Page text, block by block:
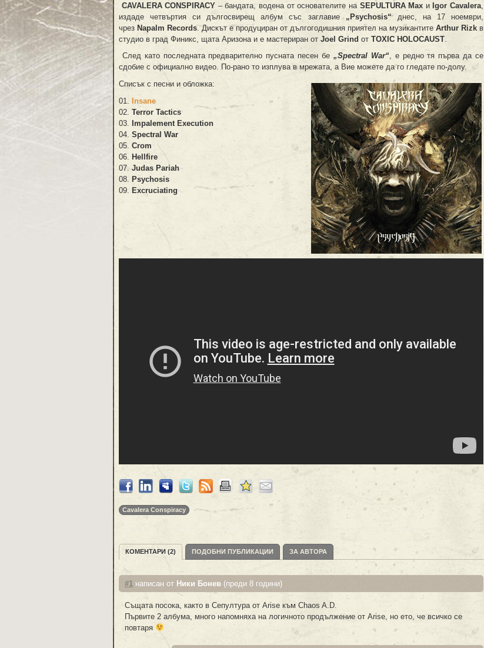
CAVALERA CONSPIRACY – бандата, водена от основателите на SEPULTURA Max иIgor Cavalera
издаде четвъртия си дългосвирещ албум със заглавие „Psychosis“днес, на 17 ноември,
чрез Napalm Records. Дискът е продуциран от дългогодишния приятел на музикантите Arthur Rizk в
студио в град Финикс, щата Аризона и е мастериран от Joel Grind от TOXIC HOLOCAUST
След като последната предварително пусната песен бе „Spectral War“, е редно тя първа да се
сдобие с официално видео. По-рано то изплува в мрежата, а Вие можете да го гледате по-долу.
Списък с песни и обложка:
01.
Insane
02. Terror Tactics
03.
Impalement Execution
04. Spectral War
05. Crom
06.
Hellfire
07. Judas Pariah
08.
Psychosis
09.
Excruciating
Cavalera Conspiracy
КОМЕНТАРИ (2) ПОДОБНИ ПУБЛИКАЦИИ ЗА АВТОРА
#1 написан от Ники Бонев (преди 8 години)
Същата посока, както в Сепултура от Arise към Chaos A.D.
Първите 2 албума, много напомняха на логичното продължение от Arise, но ето, че всичко се
повтаря